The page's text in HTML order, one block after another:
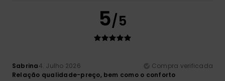
5/5
Sabrina4. Julho 2026
Compra verificada
Relação qualidade-preço, bem como o conforto